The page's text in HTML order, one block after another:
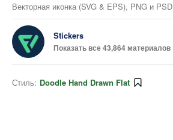
Векторная иконка (SVG & EPS), PNG и PSD
Stickers
Показать все 43,864 материалов
Стиль: Doodle Hand Drawn Flat